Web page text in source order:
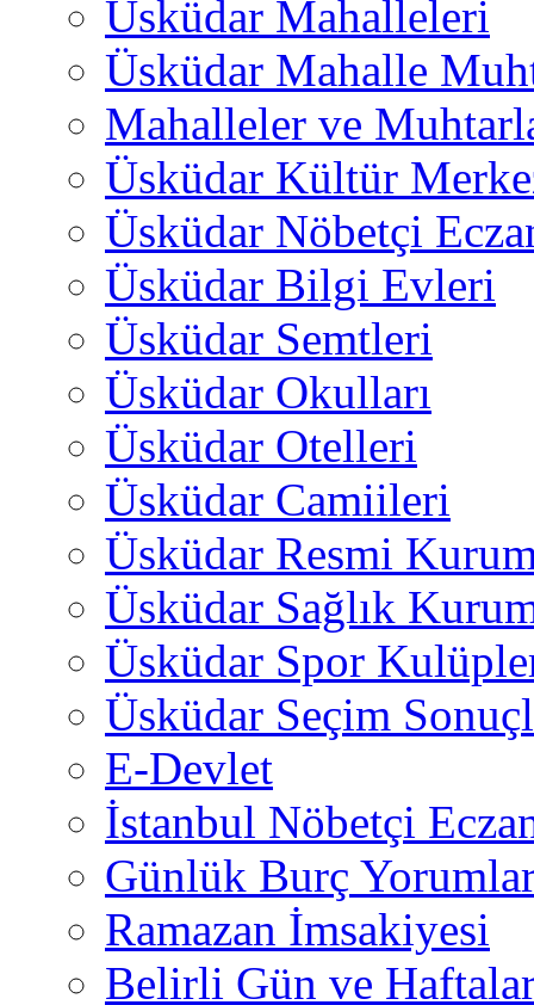
Üsküdar Mahalleleri
Üsküdar Mahalle
Mahalleler ve
Üsküdar Kültür
Üsküdar Nöbetçi
Üsküdar Bilgi Evleri
Üsküdar Semtleri
Üsküdar Okulları
Üsküdar Otelleri
Üsküdar Camiileri
Üsküdar Resmi
Üsküdar Sağlık
Üsküdar Spor
Üsküdar Seçim
E-Devlet
İstanbul Nöbetçi
Günlük Burç
Ramazan İmsakiyesi
Belirli Gün ve